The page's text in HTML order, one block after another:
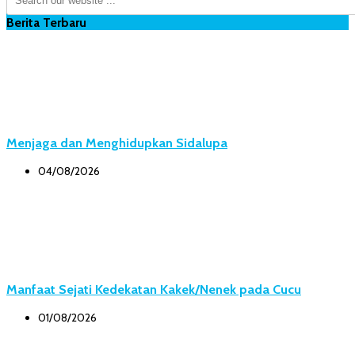
Berita Terbaru
Menjaga dan Menghidupkan Sidalupa
04/08/2026
Manfaat Sejati Kedekatan Kakek/Nenek pada Cucu
01/08/2026